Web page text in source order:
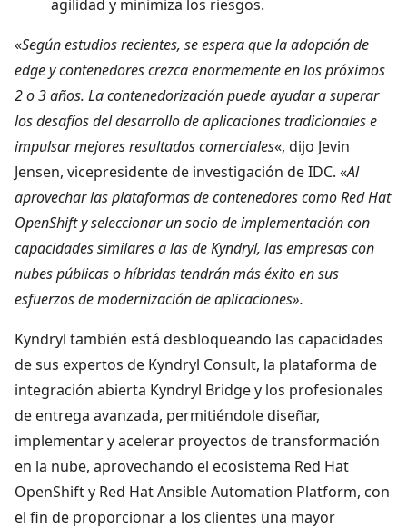
agilidad y minimiza los riesgos.
«Según estudios recientes, se espera que la adopción de
edge y contenedores crezca enormemente en los próximos
2 o 3 años. La contenedorización puede ayudar a superar
los desafíos del desarrollo de aplicaciones tradicionales e
impulsar mejores resultados comerciales«, dijo Jevin
Jensen, vicepresidente de investigación de IDC. «Al
aprovechar las plataformas de contenedores como Red Hat
OpenShift y seleccionar un socio de implementación con
capacidades similares a las de Kyndryl, las empresas con
nubes públicas o híbridas tendrán más éxito en sus
esfuerzos de modernización de aplicaciones».
Kyndryl también está desbloqueando las capacidades
de sus expertos de Kyndryl Consult, la plataforma de
integración abierta Kyndryl Bridge y los profesionales
de entrega avanzada, permitiéndole diseñar,
implementar y acelerar proyectos de transformación
en la nube, aprovechando el ecosistema Red Hat
OpenShift y Red Hat Ansible Automation Platform, con
el fin de proporcionar a los clientes una mayor